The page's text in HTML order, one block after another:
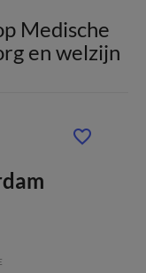
Medische
en welzijn